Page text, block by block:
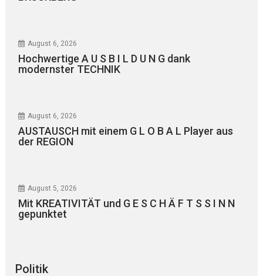
August 6, 2026
Hochwertige A U S B I L D U N G dank
modernster TECHNIK
August 6, 2026
AUSTAUSCH mit einem G L O B A L Player aus
der REGION
August 5, 2026
Mit KREATIVITÄT und G E S C H Ä F T S S I N N
gepunktet
Politik